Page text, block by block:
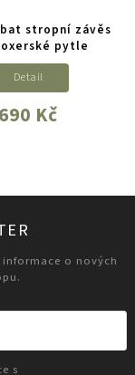
stropní závěs
pytle
690 Kč
Detail
o nových